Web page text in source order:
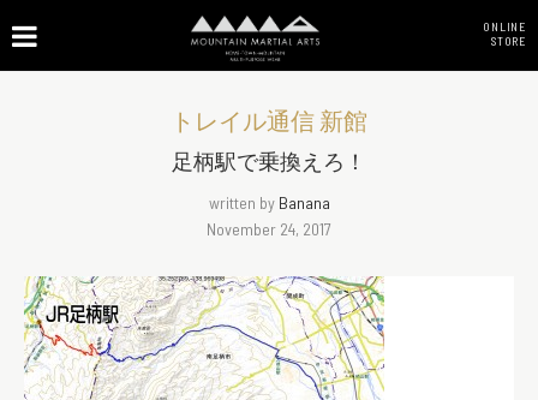
ONLINE
STORE
トレイル通信 新館
足柄駅で乗換えろ！
written by Banana
November 24, 2017